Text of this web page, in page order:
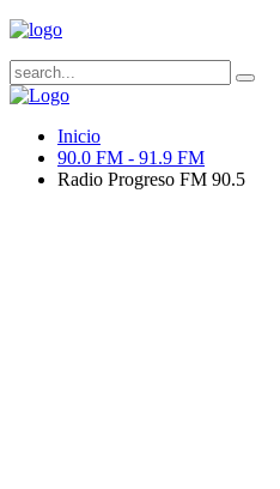
Inicio
90.0 FM - 91.9 FM
Radio Progreso FM 90.5